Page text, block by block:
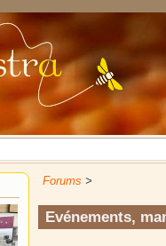
Forums >
Evénements,